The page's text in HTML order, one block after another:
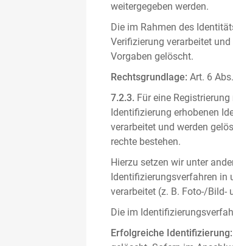
weitergegeben werden.
Die im Rahmen des
Verifizierung verarbeitet
Vorgaben gelöscht.
Rechtsgrundlage: Art. 6
7.2.3. Für eine
Identifizierung erhobenen
verarbeitet und werden
rechte bestehen.
Hierzu setzen wir unter
Identifizierungsverfahren in
verarbeitet (z. B. Foto-/
Die im
Erfolgreiche Identifizierung: